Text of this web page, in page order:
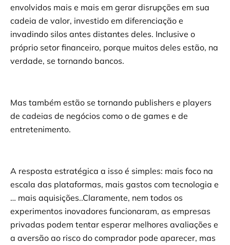
envolvidos mais e mais em gerar disrupções em sua
cadeia de valor, investido em diferenciação e
invadindo silos antes distantes deles. Inclusive o
próprio setor financeiro, porque muitos deles estão, na
verdade, se tornando bancos.
Mas também estão se tornando publishers e players
de cadeias de negócios como o de games e de
entretenimento.
A resposta estratégica a isso é simples: mais foco na
escala das plataformas, mais gastos com tecnologia e
… mais aquisições..Claramente, nem todos os
experimentos inovadores funcionaram, as empresas
privadas podem tentar esperar melhores avaliações e
a aversão ao risco do comprador pode aparecer, mas